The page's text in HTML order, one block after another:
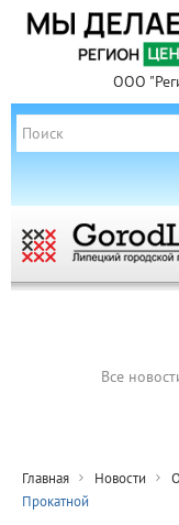
ООО
Все
Главная Новости
Прокатной